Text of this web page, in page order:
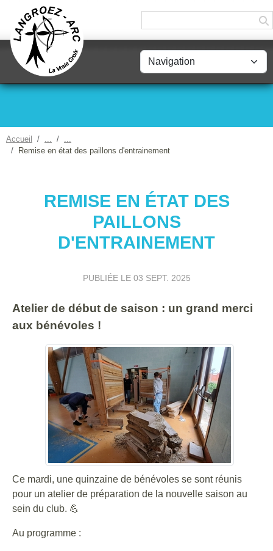
Accueil
Remise en état des paillons d'entrainement
REMISE EN ÉTAT DES
PAILLONS
D'ENTRAINEMENT
PUBLIÉE LE 03 SEPT. 2025
Atelier de début de saison : un grand merci
aux bénévoles !
Ce mardi, une quinzaine de bénévoles se sont réunis
pour un atelier de préparation de la nouvelle saison au
sein du club. 💪
Au programme :
Panneau de gestion des cookies